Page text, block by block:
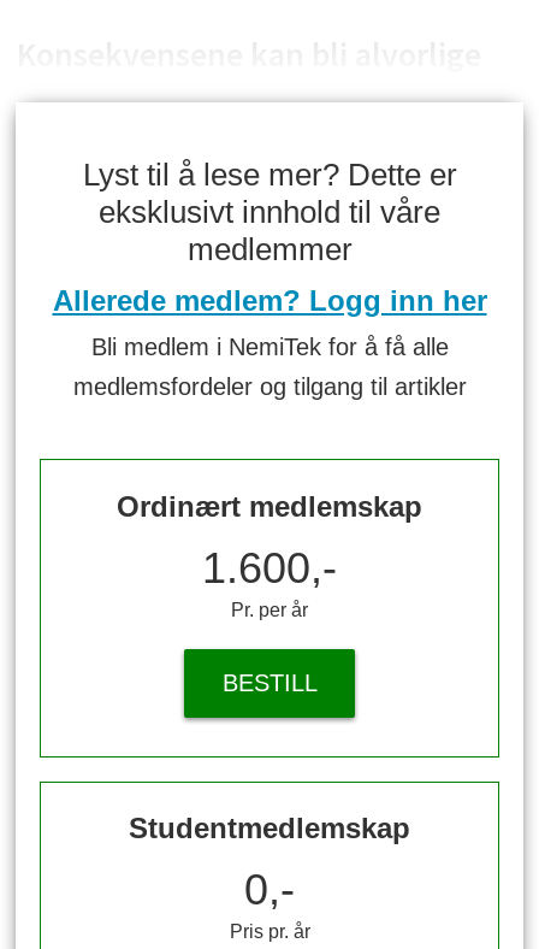
Lyst til å lese mer? Dette er
eksklusivt innhold til våre
medlemmer
Allerede medlem? Logg inn her
Bli medlem i NemiTek for å få alle
medlemsfordeler og tilgang til artikler
Ordinært medlemskap
1.600,-
Pr. per år
BESTILL
Studentmedlemskap
0,-
Pris pr. år